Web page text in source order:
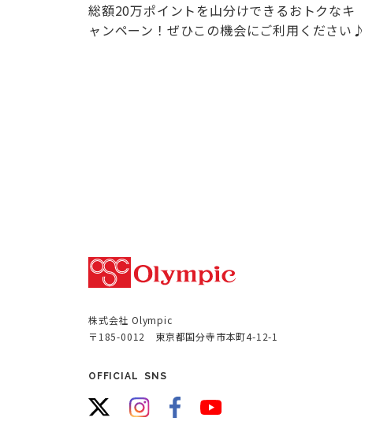
総額20万ポイントを山分けできるおトクなキ
ャンペーン！ぜひこの機会にご利用ください♪
株式会社 Olympic
〒185-0012 東京都国分寺市本町4-12-1
OFFICIAL SNS